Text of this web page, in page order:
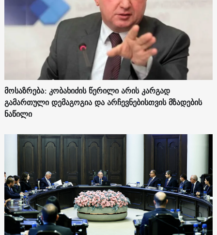
მოსაზრება: კობახიძის წერილი არის კარგად
გამართული დემაგოგია და არჩევნებისთვის მზადების
ნაწილი